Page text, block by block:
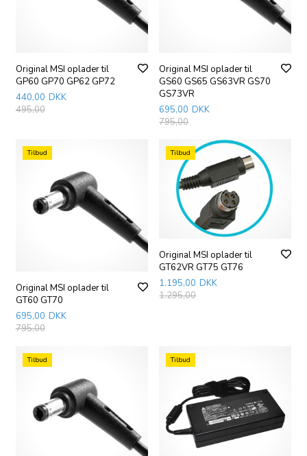
Original MSI oplader til
GP60 GP70 GP62 GP72
440,00 DKK
495,00
Original MSI oplader til
GS60 GS65 GS63VR GS70
GS73VR
695,00 DKK
795,00
Tilbud
Original MSI oplader til
GT60 GT70
695,00 DKK
795,00
Tilbud
Original MSI oplader til
GT62VR GT75 GT76
1.195,00 DKK
1.295,00
Tilbud Tilbud